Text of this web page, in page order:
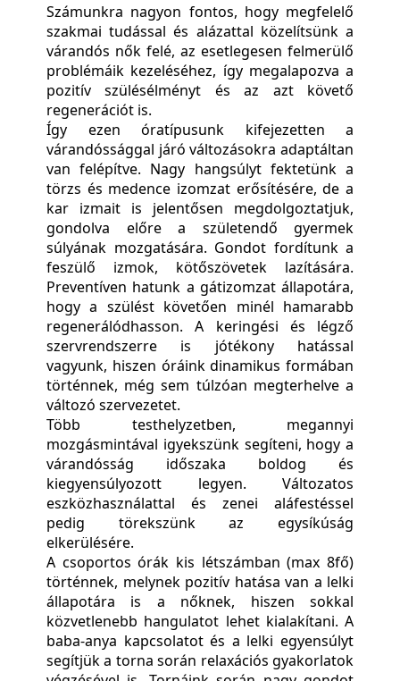
Számunkra nagyon fontos, hogy megfelelő
szakmai tudással és alázattal közelítsünk a
várandós nők felé, az esetlegesen felmerülő
problémáik kezeléséhez, így megalapozva a
pozitív szülésélményt és az azt követő
regenerációt is.
Így ezen óratípusunk kifejezetten a
várandóssággal járó változásokra adaptáltan
van felépítve. Nagy hangsúlyt fektetünk a
törzs és medence izomzat erősítésére, de a
kar izmait is jelentősen megdolgoztatjuk,
gondolva előre a születendő gyermek
súlyának mozgatására. Gondot fordítunk a
feszülő izmok, kötőszövetek lazítására.
Preventíven hatunk a gátizomzat állapotára,
hogy a szülést követően minél hamarabb
regenerálódhasson. A keringési és légző
szervrendszerre is jótékony hatással
vagyunk, hiszen óráink dinamikus formában
történnek, még sem túlzóan megterhelve a
változó szervezetet.
Több testhelyzetben, megannyi
mozgásmintával igyekszünk segíteni, hogy a
várandósság időszaka boldog és
kiegyensúlyozott legyen. Változatos
eszközhasználattal és zenei aláfestéssel
pedig törekszünk az egysíkúság
elkerülésére.
A csoportos órák kis létszámban (max 8fő)
történnek, melynek pozitív hatása van a lelki
állapotára is a nőknek, hiszen sokkal
közvetlenebb hangulatot lehet kialakítani. A
baba-anya kapcsolatot és a lelki egyensúlyt
segítjük a torna során relaxációs gyakorlatok